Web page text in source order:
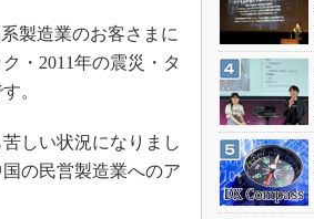
CAE
製造業のお客さまに
・2011年の震災・タ
。
しい状況になりまし
の民営製造業へのア